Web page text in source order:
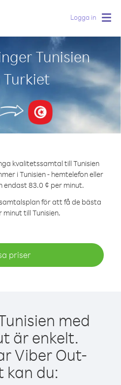
Logga in
Tunisien
kvalitetssamtal till Tunisien
i Tunisien - hemtelefon eller
83.0 ¢ per minut.
för att få de bästa
minut till Tunisien.
priser
med
är enkelt.
Viber Out-
kan du: